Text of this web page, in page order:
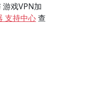
戏VPN加
支持中心查